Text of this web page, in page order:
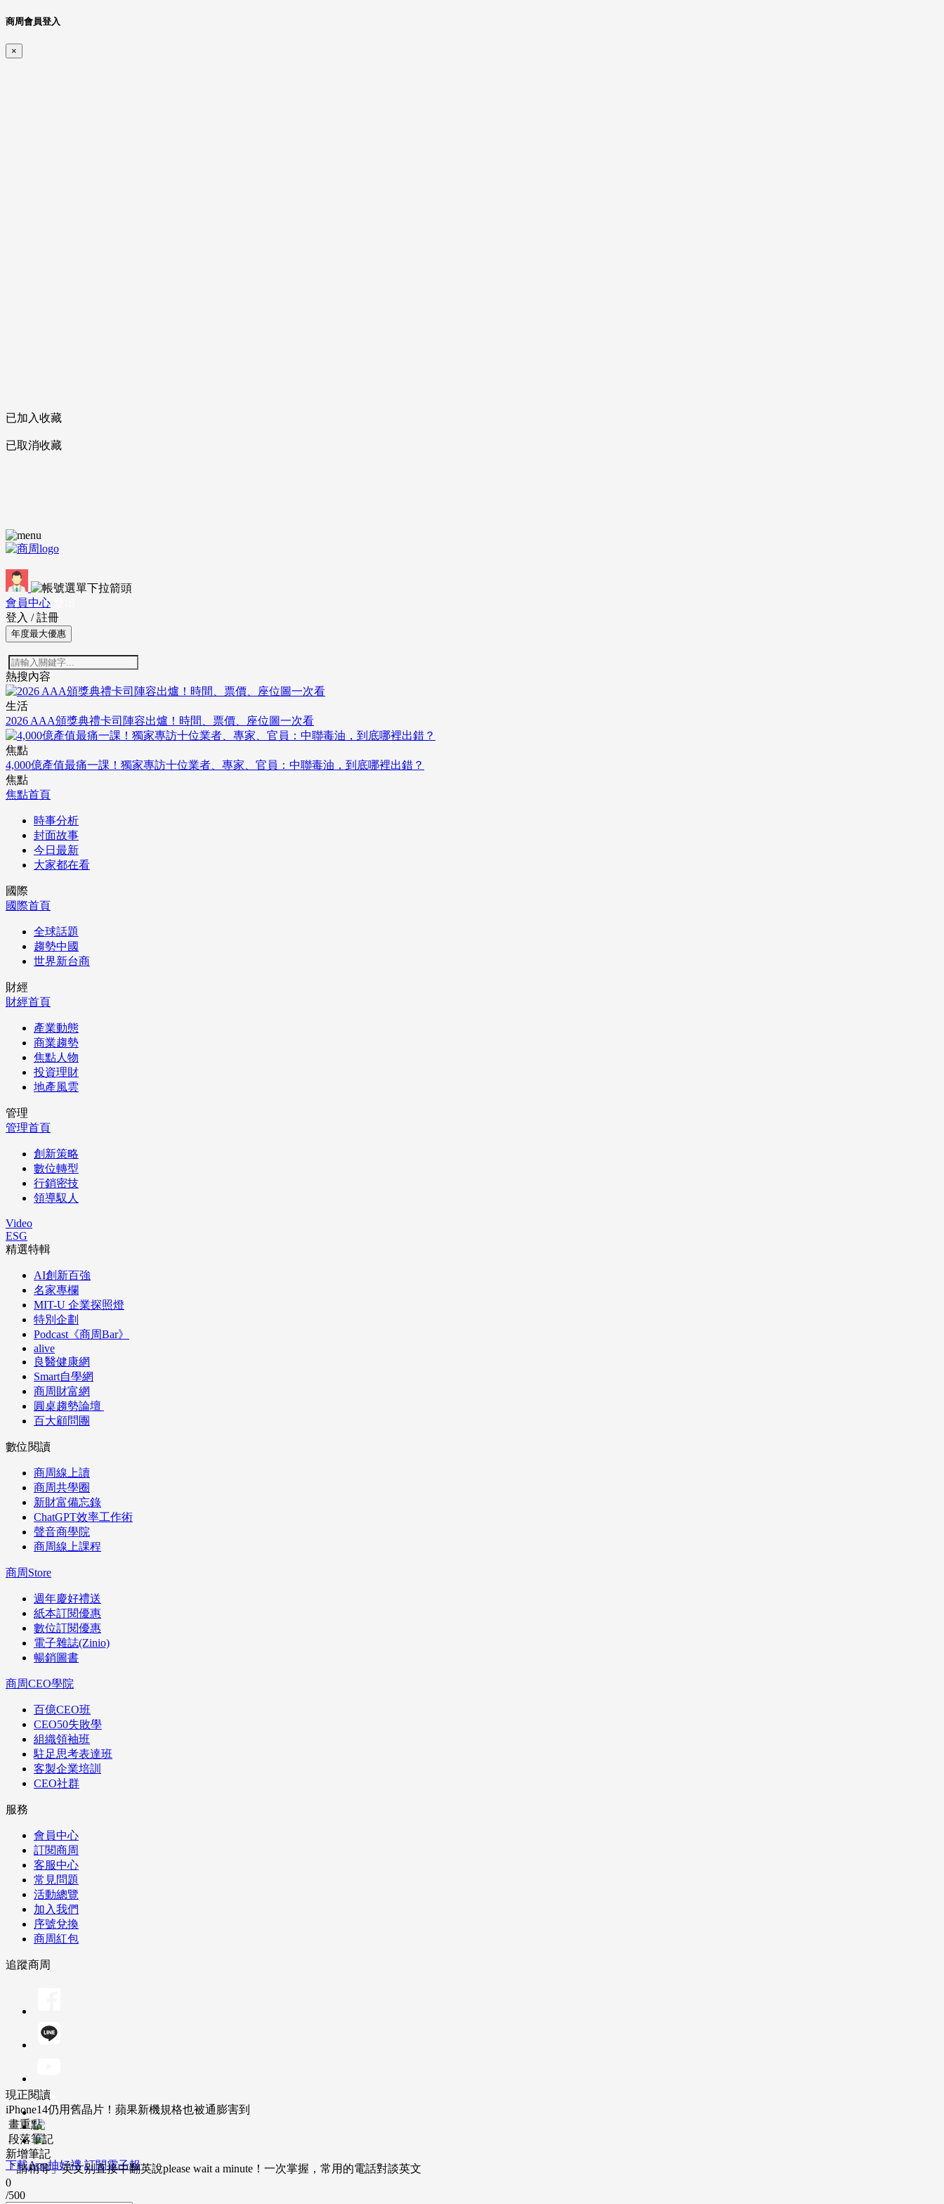
商周會員登入
×
已加入收藏
已取消收藏
會員中心
登入 / 註冊
年度最大優惠
熱搜內容
生活
2026 AAA頒獎典禮卡司陣容出爐！時間、票價、座位圖一次看
焦點
4,000億產值最痛一課！獨家專訪十位業者、專家、官員：中聯毒油，到底哪裡出錯？
焦點
焦點首頁
時事分析
封面故事
今日最新
大家都在看
國際
國際首頁
全球話題
趨勢中國
世界新台商
財經
財經首頁
產業動態
商業趨勢
焦點人物
投資理財
地產風雲
管理
管理首頁
創新策略
數位轉型
行銷密技
領導馭人
Video
ESG
精選特輯
AI創新百強
名家專欄
MIT-U 企業探照燈
特別企劃
Podcast《商周Bar》
alive
良醫健康網
Smart自學網
商周財富網
圓桌趨勢論壇
百大顧問團
數位閱讀
商周線上讀
商周共學圈
新財富備忘錄
ChatGPT效率工作術
聲音商學院
商周線上課程
商周Store
週年慶好禮送
紙本訂閱優惠
數位訂閱優惠
電子雜誌(Zinio)
暢銷圖書
商周CEO學院
百億CEO班
CEO50失敗學
組織領袖班
駐足思考表達班
客製企業培訓
CEO社群
服務
會員中心
訂閱商周
客服中心
常見問題
活動總覽
加入我們
序號兌換
商周紅包
追蹤商周
下載App抽好禮 訂閱電子報
現正閱讀
iPhone14仍用舊晶片！蘋果新機規格也被通膨害到
畫重點
段落筆記
新增筆記
「請稍等」英文別直接中翻英說please wait a minute！一次掌握，常用的電話對談英文
0
/500